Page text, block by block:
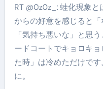
RT @0z0z_: 蛙化現象
からの好意を感じると
「気持ち悪いな」と思
ードコートでキョロキ
た時」は冷めただけで
に。